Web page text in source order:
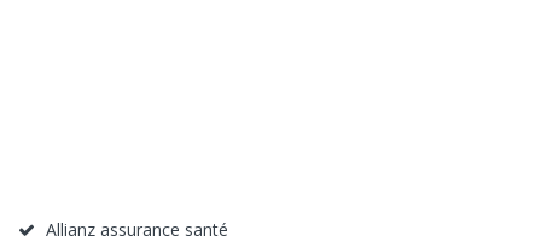
Allianz assurance santé